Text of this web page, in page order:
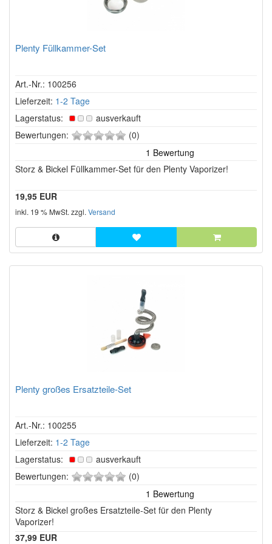
Plenty Füllkammer-Set
Art.-Nr.: 100256
Lieferzeit: 1-2 Tage
Lagerstatus:
ausverkauft
Bewertungen:
0
Sternen!
(0)
Storz & Bickel Füllkammer-Set für den Plenty Vaporizer!
19,95 EUR
inkl. 19 % MwSt. zzgl. Versand
Plenty großes Ersatzteile-Set
Art.-Nr.: 100255
Lieferzeit: 1-2 Tage
Lagerstatus:
ausverkauft
Bewertungen:
0
Sternen!
(0)
Storz & Bickel großes Ersatzteile-Set für den Plenty
Vaporizer!
37,99 EUR